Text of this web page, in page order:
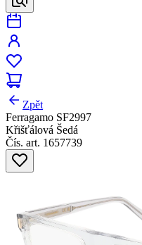
Zpět
Ferragamo SF2997
Křišťálová Šedá
Čís. art. 1657739